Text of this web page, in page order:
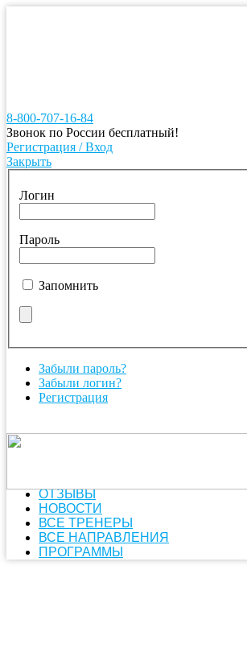
8-800-707-16-84
Звонок по России бесплатный!
Регистрация / Вход
Закрыть
Логин
Пароль
Запомнить
Забыли пароль?
Забыли логин?
Регистрация
ОТЗЫВЫ
НОВОСТИ
ВСЕ ТРЕНЕРЫ
ВСЕ НАПРАВЛЕНИЯ
ПРОГРАММЫ